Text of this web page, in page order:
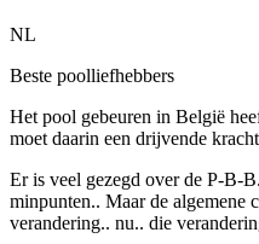
NL
Beste poolliefhebbers
Het pool gebeuren in België
moet daarin een drijvende
Er is veel gezegd over de P-B-
minpunten.. Maar de algemene
verandering.. nu.. die